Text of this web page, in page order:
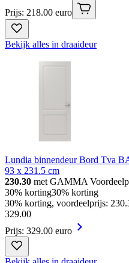
Prijs: 218.00 euro
Bekijk alles in draaideur
Lundia binnendeur Bord Tva
93 x 231.5 cm
230.30 met GAMMA
30% korting30% korting
30% korting, voordeelprijs:
329.00
Prijs: 329.00 euro